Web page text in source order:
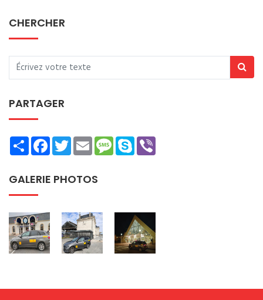
CHERCHER
PARTAGER
ShareFacebookTwitterEmailMessage
Skype
GALERIE PHOTOS